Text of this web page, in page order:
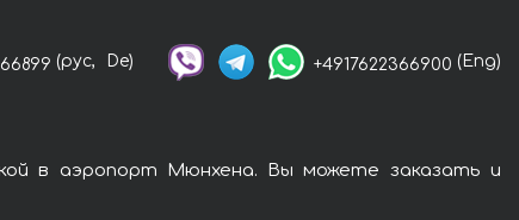
(рус, De) +4917622366900 (Eng)
в аэропорт Мюнхена. Вы можете заказать и